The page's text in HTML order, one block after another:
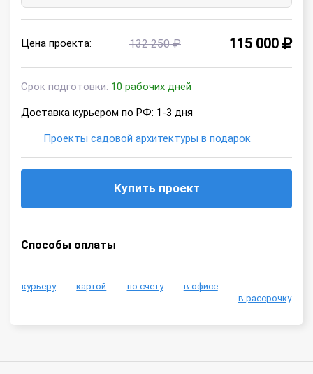
Цена проекта: 132 250 ₽ 115 000
Срок подготовки: 10 рабочих дней
Доставка курьером по РФ: 1-3 дня
Проекты садовой архитектуры в подарок
Купить проект
Способы оплаты
курьеру картой по счету
в офисе
в рассрочку